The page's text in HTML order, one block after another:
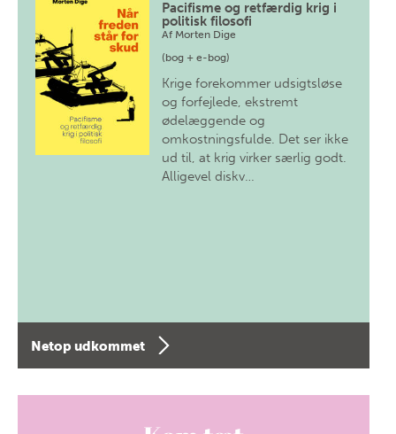
Pacifisme og retfærdig krig i
politisk filosofi
Af Morten Dige
(bog + e-bog)
Krige forekommer udsigtsløse
og forfejlede, ekstremt
ødelæggende og
omkostningsfulde. Det ser ikke
ud til, at krig virker særlig godt.
Alligevel diskv…
Netop udkommet